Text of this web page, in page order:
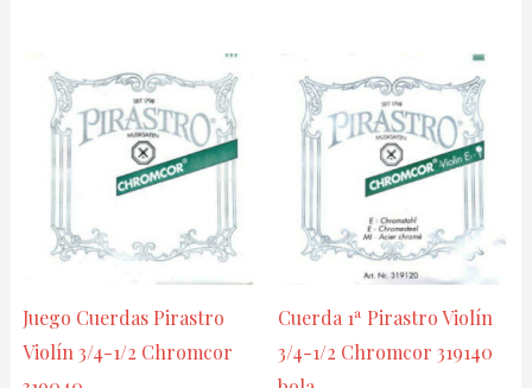
Juego Cuerdas Pirastro
Violín 3/4-1/2 Chromcor
Cuerda 1ª Pirastro Violín
3/4-1/2 Chromcor 319140